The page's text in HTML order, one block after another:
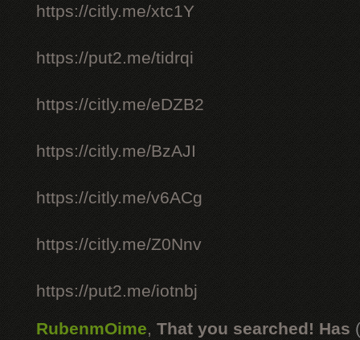
https://citly.me/xtc1Y
https://put2.me/tidrqi
https://citly.me/eDZB2
https://citly.me/BzAJI
https://citly.me/v6ACg
https://citly.me/Z0Nnv
https://put2.me/iotnbj
RubenmOime, That you searched! Has